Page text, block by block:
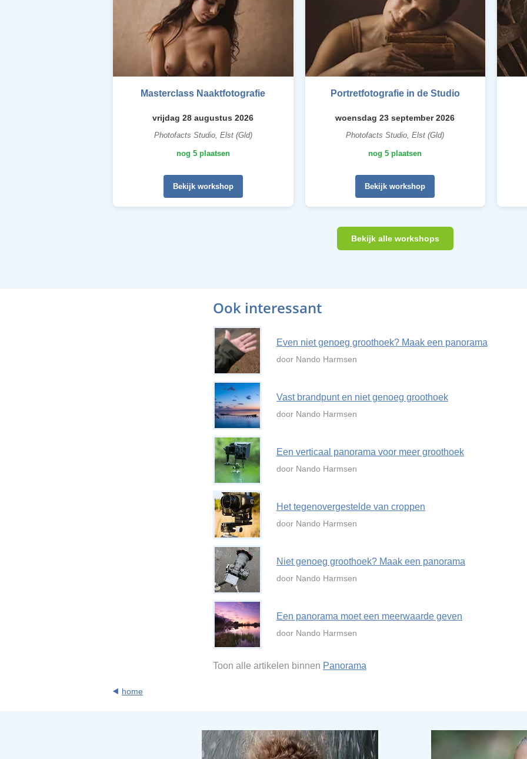
Masterclass Naaktfotografie
vrijdag 28 augustus 2026
Photofacts Studio, Elst (Gld)
nog 5 plaatsen
Bekijk workshop
Portretfotografie in de Studio
woensdag 23 september 2026
Photofacts Studio, Elst (Gld)
nog 5 plaatsen
Bekijk workshop
Bekijk alle workshops
Ook interessant
Even niet genoeg groothoek? Maak een panorama
door Nando Harmsen
Vast brandpunt en niet genoeg groothoek
door Nando Harmsen
Een verticaal panorama voor meer groothoek
door Nando Harmsen
Het tegenovergestelde van croppen
door Nando Harmsen
Niet genoeg groothoek? Maak een panorama
door Nando Harmsen
Een panorama moet een meerwaarde geven
door Nando Harmsen
Toon alle artikelen binnen Panorama
home